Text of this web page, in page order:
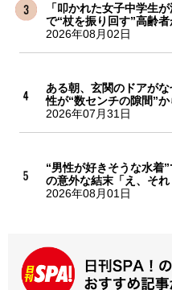
「叩かれた女子中学生
で“杖を振り回す”高齢
2026年08月02日
ある朝、玄関のドアが
性が“数センチの隙間”
2026年07月31日
“男性が好きそうな水着
の意外な結末「え、そ
2026年08月01日